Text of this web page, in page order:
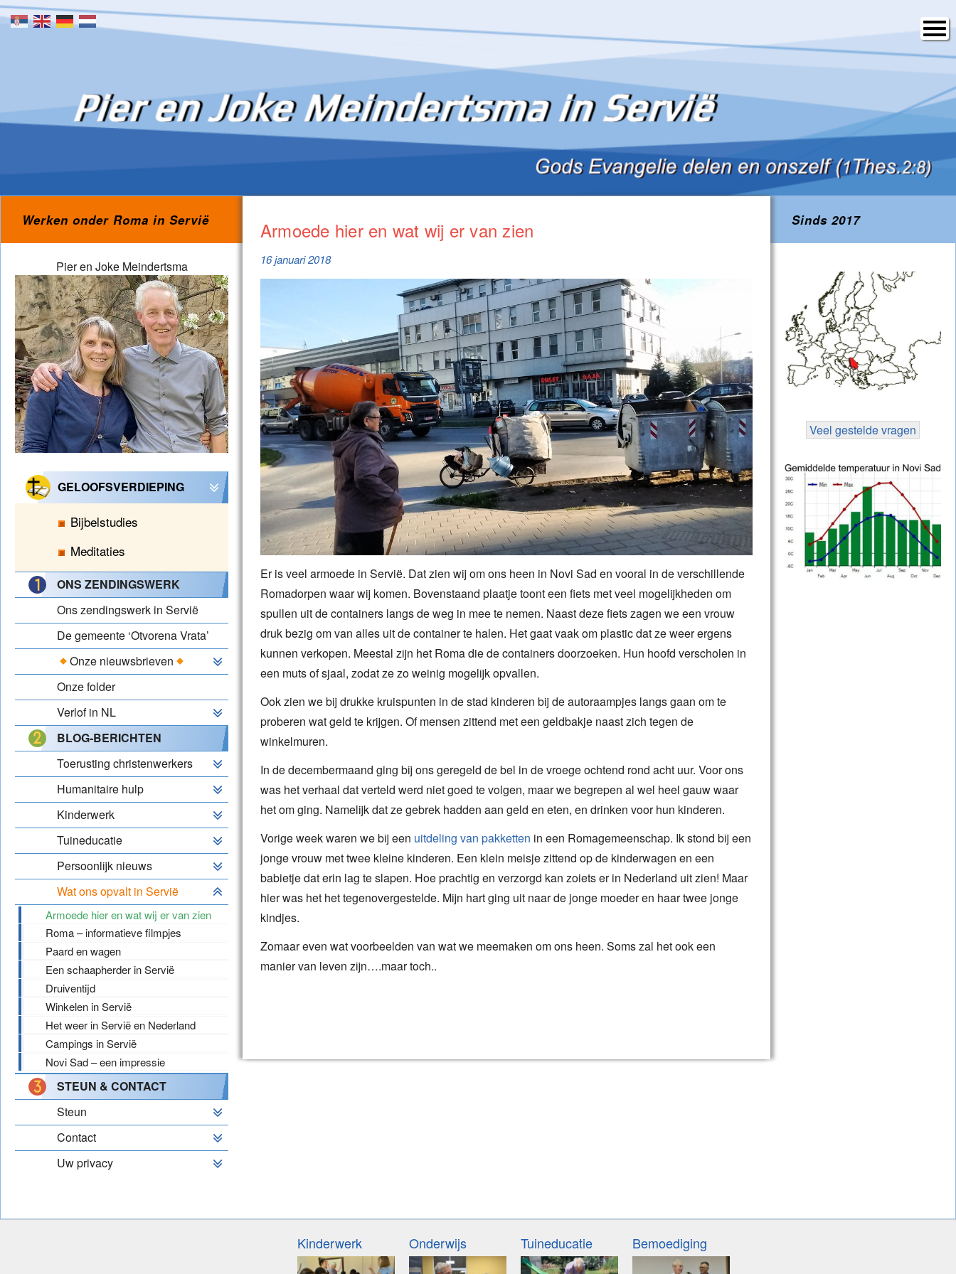
Skip to content
Armoede hier en wat wij er van zien
16 januari 2018
Er is veel armoede in Servië. Dat zien wij om ons heen in Novi Sad en vooral in de verschillende
Romadorpen waar wij komen. Bovenstaand plaatje toont een fiets met veel mogelijkheden om
spullen uit de containers langs de weg in mee te nemen. Naast deze fiets zagen we een vrouw
druk bezig om van alles uit de container te halen. Het gaat vaak om plastic dat ze weer ergens
kunnen verkopen. Meestal zijn het Roma die de containers doorzoeken. Hun hoofd verscholen in
een muts of sjaal, zodat ze zo weinig mogelijk opvallen.
Ook zien we bij drukke kruispunten in de stad kinderen bij de autoraampjes langs gaan om te
proberen wat geld te krijgen. Of mensen zittend met een geldbakje naast zich tegen de
winkelmuren.
In de decembermaand ging bij ons geregeld de bel in de vroege ochtend rond acht uur. Voor ons
was het verhaal dat verteld werd niet goed te volgen, maar we begrepen al wel heel gauw waar
het om ging. Namelijk dat ze gebrek hadden aan geld en eten, en drinken voor hun kinderen.
Vorige week waren we bij een uitdeling van pakketten in een Romagemeenschap. Ik stond bij een
jonge vrouw met twee kleine kinderen. Een klein meisje zittend op de kinderwagen en een
babietje dat erin lag te slapen. Hoe prachtig en verzorgd kan zoiets er in Nederland uit zien! Maar
hier was het het tegenovergestelde. Mijn hart ging uit naar de jonge moeder en haar twee jonge
kindjes.
Zomaar even wat voorbeelden van wat we meemaken om ons heen. Soms zal het ook een
manier van leven zijn….maar toch..
Werken onder Roma in Servië
Pier en Joke Meindertsma
GELOOFSVERDIEPING
Bijbelstudies
Meditaties
ONS ZENDINGSWERK
Ons zendingswerk in Servië
De gemeente ‘Otvorena Vrata’
Onze nieuwsbrieven
Onze folder
Verlof in NL
BLOG-BERICHTEN
Toerusting christenwerkers
Humanitaire hulp
Kinderwerk
Tuineducatie
Persoonlijk nieuws
Wat ons opvalt in Servië
Armoede hier en wat wij er van zien
Roma – informatieve filmpjes
Paard en wagen
Een schaapherder in Servië
Druiventijd
Winkelen in Servië
Het weer in Servië en Nederland
Campings in Servië
Novi Sad – een impressie
STEUN & CONTACT
Steun
Contact
Uw privacy
Sinds 2017
Veel gestelde vragen
Kinderwerk Onderwijs Tuineducatie Bemoediging